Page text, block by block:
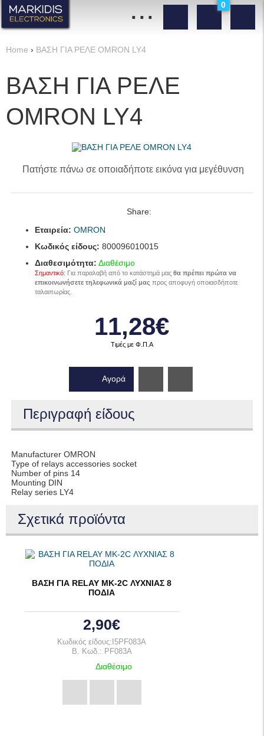
0
...
Home › ΒΑΣΗ ΓΙΑ ΡΕΛΕ OMRON LY4
ΒΑΣΗ ΓΙΑ ΡΕΛΕ
OMRON LY4
Πατήστε πάνω σε οποιαδήποτε εικόνα για μεγέθυνση
Share:
Εταιρεία: OMRON
Κωδικός είδους: 800096010015
Διαθεσιμότητα: Διαθέσιμο
Σημαντικό: Για παραλαβή από το κατάστημά μας θα πρέπει πρώτα να
επικοινωνήσετε τηλεφωνικά μαζί μας προς αποφυγή οποιασδήποτε
ταλαιπωρίας.
11,28€
Τιμές με Φ.Π.Α
Αγορά
Περιγραφή είδους
Manufacturer OMRON
Type of relays accessories socket
Number of pins 14
Mounting DIN
Relay series LY4
Σχετικά προϊόντα
ΒΑΣΗ ΓΙΑ RELAY MK-2C ΛΥΧΝΙΑΣ 8
ΠΟΔΙΑ
2,90€
Κωδικός είδους:I5PF083A
B. Κωδ.: PF083A
Διαθέσιμο